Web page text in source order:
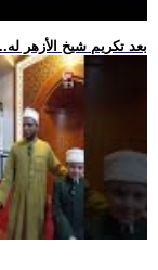
.. بعد تكريم شيخ الأزهر